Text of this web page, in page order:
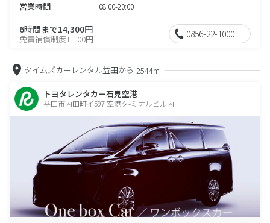
営業時間 08:00-20:00
6時間まで14,300円
免責補償制度1,100円 0856-22-1000
タイムズカーレンタル益田から 2544m
トヨタレンタカー石見空港
益田市内田町イ597 空港タ-ミナルビル内